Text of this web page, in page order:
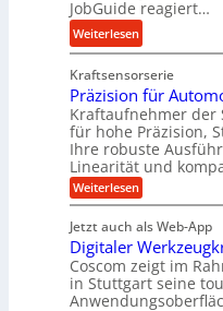
e
l
e
w
i
n
d
e
t
r
i
e
b
s
a
t
z
u
n
d
A
u
f
t
r
a
g
s
i
t
o
s
e
,
w
e
n
i
g
e
JobGuide reagiert…
Weiterlesen:
V
e
r
n
e
t
z
t
S
t
e
u
Kraftsensorserie
Präzision für
Kraftaufnehmer der
für hohe Präzision,
Ihre robuste
Linearität und
Weiterlesen:
P
ä
z
i
s
i
Jetzt auch als Web-App
Digitaler
Coscom zeigt im
in Stuttgart seine